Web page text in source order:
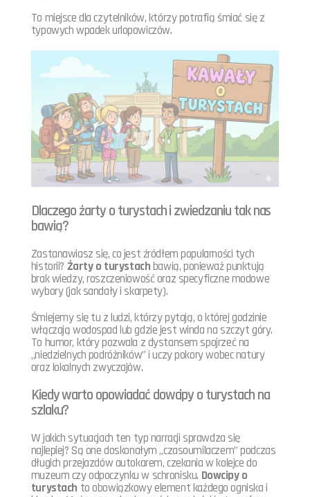
To miejsce dla czytelników, którzy potrafią śmiać się z
typowych wpadek urlopowiczów.
Dlaczego żarty o turystach i zwiedzaniu tak nas
bawią?
Zastanawiasz się, co jest źródłem popularności tych
historii? Żarty o turystachbawią, ponieważ punktują
brak wiedzy, roszczeniowość oraz specyficzne modowe
wybory (jak sandały i skarpety).
Śmiejemy się tu z ludzi, którzy pytają, o której godzinie
włączają wodospad lub gdzie jest winda na szczyt góry.
To humor, który pozwala z dystansem spojrzeć na
„niedzielnych podróżników” i uczy pokory wobec natury
oraz lokalnych zwyczajów.
Kiedy warto opowiadać dowcipy o turystach na
szlaku?
W jakich sytuacjach ten typ narracji sprawdza się
najlepiej? Są one doskonałym „czasoumilaczem” podczas
długich przejazdów autokarem, czekania w kolejce do
muzeum czy odpoczynku w schronisku. Dowcipy o
turystach to obowiązkowy element każdego ogniska i